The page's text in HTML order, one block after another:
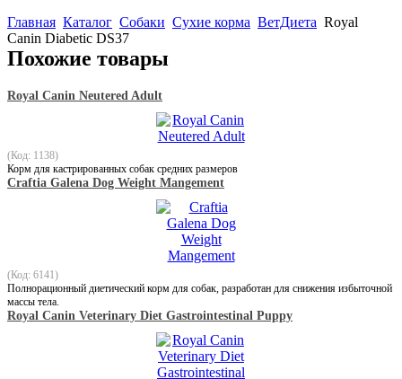
Главная Каталог Собаки Сухие корма ВетДиета Royal
Canin Diabetic DS37
Похожие товары
Royal Canin Neutered Adult
(Код: 1138)
Корм для кастрированных собак средних размеров
Craftia Galena Dog Weight Mangement
(Код: 6141)
Полнорационный диетический корм для собак, разработан для снижения избыточной
массы тела.
Royal Canin Veterinary Diet Gastrointestinal Puppy